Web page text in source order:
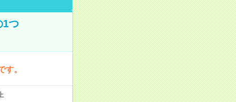
1つ
。